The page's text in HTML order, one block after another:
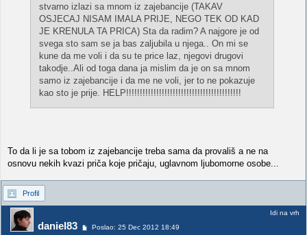
stvarno izlazi sa mnom iz zajebancije (TAKAV
OSJECAJ NISAM IMALA PRIJE, NEGO TEK OD KAD
JE KRENULA TA PRICA) Sta da radim? A najgore je od
svega sto sam se ja bas zaljubila u njega.. On mi se
kune da me voli i da su te price laz, njegovi drugovi
takodje..Ali od toga dana ja mislim da je on sa mnom
samo iz zajebancije i da me ne voli, jer to ne pokazuje
kao sto je prije. HELP!!!!!!!!!!!!!!!!!!!!!!!!!!!!!!!!!!!!!!!!!!
To da li je sa tobom iz zajebancije treba sama da provališ a ne na
osnovu nekih kvazi priča koje pričaju, uglavnom ljubomorne osobe...
Profil
daniel83 Poslao: 25 Dec 2012 18:49
Idi na vrh